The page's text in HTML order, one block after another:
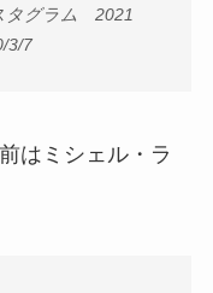
タグラム 2021
3/7
はミシェル・ラ